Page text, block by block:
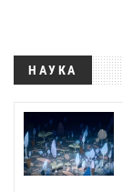
НАУКА